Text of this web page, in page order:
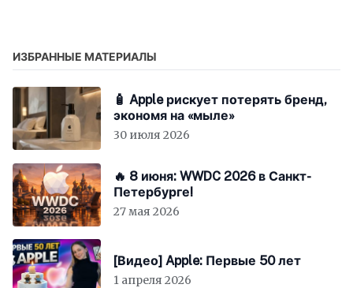
ИЗБРАННЫЕ МАТЕРИАЛЫ
🧴 Apple рискует потерять бренд,
экономя на «мыле»
30 июля 2026
🔥 8 июня: WWDC 2026 в Санкт-
Петербурге!
27 мая 2026
[Видео] Apple: Первые 50 лет
1 апреля 2026